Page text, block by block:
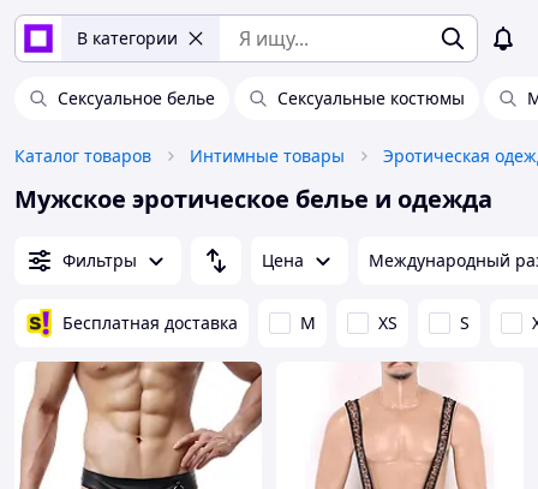
В категории
Сексуальное белье Сексуальные костюмы
Каталог товаров Интимные товары Эротическая
Мужское эротическое белье и одежда
Фильтры Цена Международный
Бесплатная доставка M XS S